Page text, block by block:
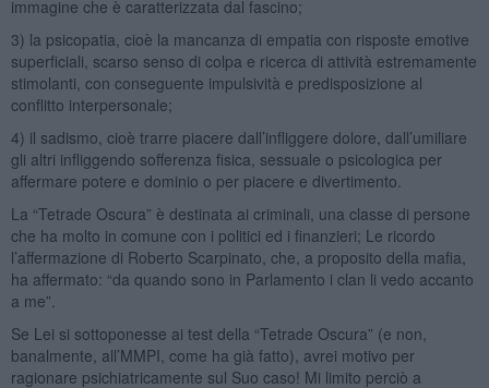
immagine che è caratterizzata dal fascino;
3) la psicopatia, cioè la mancanza di empatia con risposte emotive
superficiali, scarso senso di colpa e ricerca di attività estremamente
stimolanti, con conseguente impulsività e predisposizione al
conflitto interpersonale;
4) il sadismo, cioè trarre piacere dall’infliggere dolore, dall’umiliare
gli altri infliggendo sofferenza fisica, sessuale o psicologica per
affermare potere e dominio o per piacere e divertimento.
La “Tetrade Oscura” è destinata ai criminali, una classe di persone
che ha molto in comune con i politici ed i finanzieri; Le ricordo
l’affermazione di Roberto Scarpinato, che, a proposito della mafia,
ha affermato: “da quando sono in Parlamento i clan li vedo accanto
a me”.
Se Lei si sottoponesse ai test della “Tetrade Oscura” (e non,
banalmente, all’MMPI, come ha già fatto), avrei motivo per
ragionare psichiatricamente sul Suo caso! Mi limito perciò a